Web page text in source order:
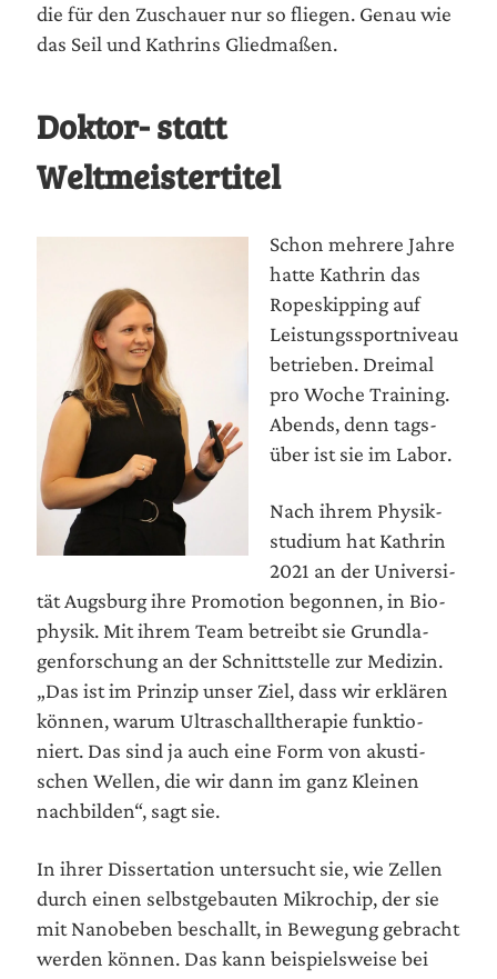
die für den Zuschau­er nur so flie­gen. Genau wie
das Seil und Kath­rins Gliedmaßen.
Doktor- statt
Weltmeistertitel
Schon meh­re­re Jah­re
hat­te Kath­rin das
Ropeskip­ping auf
Leis­tungs­sport­ni­veau
betrie­ben. Drei­mal
pro Woche Trai­ning.
Abends, denn tags­
über ist sie im Labor.
Nach ihrem Phy­sik­
stu­di­um hat Kath­rin
2021 an der Uni­ver­si­
tät Augs­burg ihre Pro­mo­ti­on begon­nen, in Bio­
phy­sik. Mit ihrem Team betreibt sie Grund­la­
gen­for­schung an der Schnitt­stel­le zur Medi­zin.
„Das ist im Prin­zip unser Ziel, dass wir erklä­ren
kön­nen, war­um Ultra­schall­the­ra­pie funk­tio­
niert. Das sind ja auch eine Form von akus­ti­
schen Wel­len, die wir dann im ganz Klei­nen
nach­bil­den“, sagt sie.
In ihrer Dis­ser­ta­ti­on unter­sucht sie, wie Zel­len
durch einen selbst­ge­bau­ten Mikro­chip, der sie
mit Nano­be­ben beschallt, in Bewe­gung gebracht
wer­den kön­nen. Das kann bei­spiels­wei­se bei